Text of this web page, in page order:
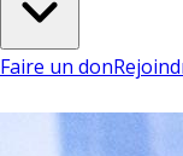
Faire un don